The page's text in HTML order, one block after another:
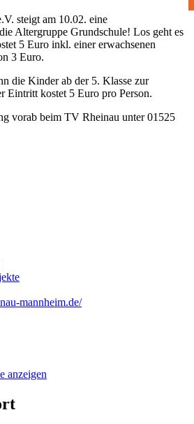
steigt am 10.02. eine
Altergruppe Grundschule! Los geht es
5 Euro inkl. einer erwachsenen
3 Euro.
die Kinder ab der 5. Klasse zur
Eintritt kostet 5 Euro pro Person.
vorab beim TV Rheinau unter 01525
mannheim.de/
anzeigen